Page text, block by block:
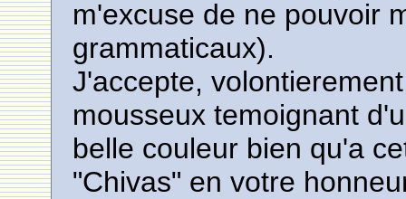
m'excuse de ne pouvoir
grammaticaux).
J'accepte,
mousseux temoignant
belle couleur bien qu'a
"Chivas" en votre